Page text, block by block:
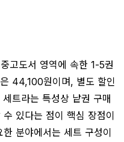
고도서 영역에 속한 1-5권
44,100원이며, 별도 할인
트라는 특성상 낱권 구매
있다는 점이 핵심 장점이
분야에서는 세트 구성이